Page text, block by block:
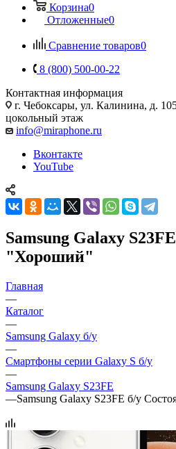
Корзина0
Отложенные0
Сравнение товаров0
8 (800) 500-00-22
Контактная информация
г. Чебоксары, ул. Калинина, д.
цокольный этаж
info@miraphone.ru
Вконтакте
YouTube
Samsung Galaxy
"Хороший"
Главная
—
Каталог
—
Samsung Galaxy б/у
—
Смартфоны серии Galaxy S б/у
—
Samsung Galaxy S23FE
—Samsung Galaxy S23FE б/у